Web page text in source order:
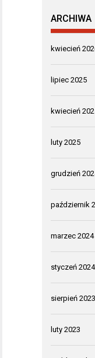
ARCHIWA
kwiecień
lipiec 2025
kwiecień
luty 2025
grudzień
październik
marzec 2024
styczeń 2024
sierpień 2023
luty 2023